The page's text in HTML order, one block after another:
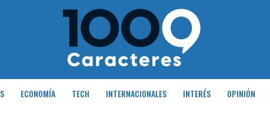
ECONOMÍA TECH INTERNACIONALES INTERÉS OPINIÓN